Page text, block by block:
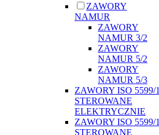
ZAWORY
NAMUR
ZAWORY
NAMUR 3/2
ZAWORY
NAMUR 5/2
ZAWORY
NAMUR 5/3
ZAWORY ISO 5599/1
STEROWANE
ELEKTRYCZNIE
ZAWORY ISO 5599/1
STEROWANE